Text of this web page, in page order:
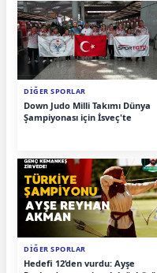
DİĞER SPORLAR
Down Judo Milli Takımı Dünya
Şampiyonası için İsveç'te
DİĞER SPORLAR
Hedefi 12’den vurdu: Ayşe